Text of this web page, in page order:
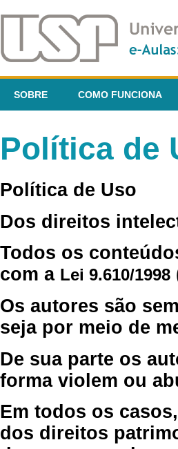
SOBRE COMO FUNCIONA
Política de
Política de Uso
Dos direitos
Todos os
com a Lei 9.610/1998
Os autores são
seja por meio de
De sua parte os
forma violem ou
Em todos os
dos direitos